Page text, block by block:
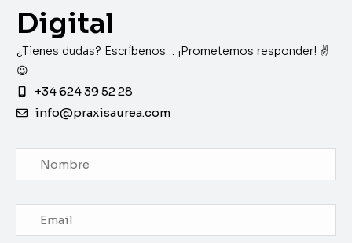
Digital
¿Tienes dudas? Escríbenos… ¡Prometemos responder! ✌️
😉
+34 624 39 52 28
info@praxisaurea.com